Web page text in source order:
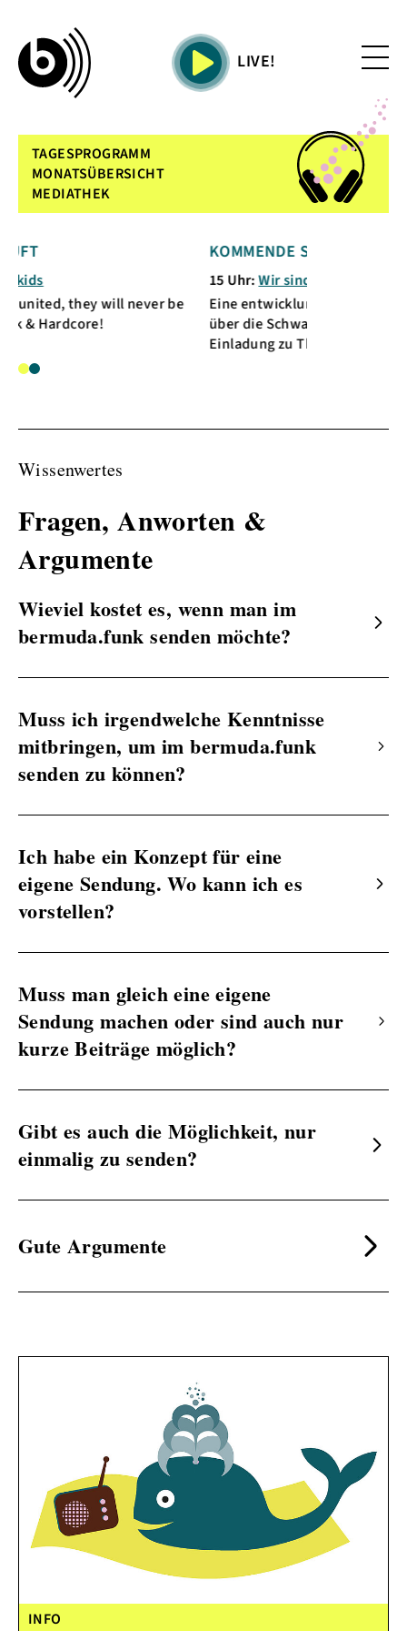
LIVE!
will never be
KOMMENDE SENDUNG
Wir sind wer wir waren
Eine entwicklungspsychologische Sendung
über die Schwangerschaft bis zum Tod. Eine
Einladung zu Themen mit denen wir (fas...
TAGESPROGRAMM
MONATSÜBERSICHT
MEDIATHEK
Wissenwertes
Fragen, Anworten &
Argumente
Wieviel kostet es, wenn man im
bermuda.funk senden möchte?
Muss ich irgendwelche Kenntnisse
mitbringen, um im bermuda.funk
senden zu können?
Ich habe ein Konzept für eine
eigene Sendung. Wo kann ich es
vorstellen?
Muss man gleich eine eigene
Sendung machen oder sind auch nur
kurze Beiträge möglich?
Gibt es auch die Möglichkeit, nur
einmalig zu senden?
Gute Argumente
INFO